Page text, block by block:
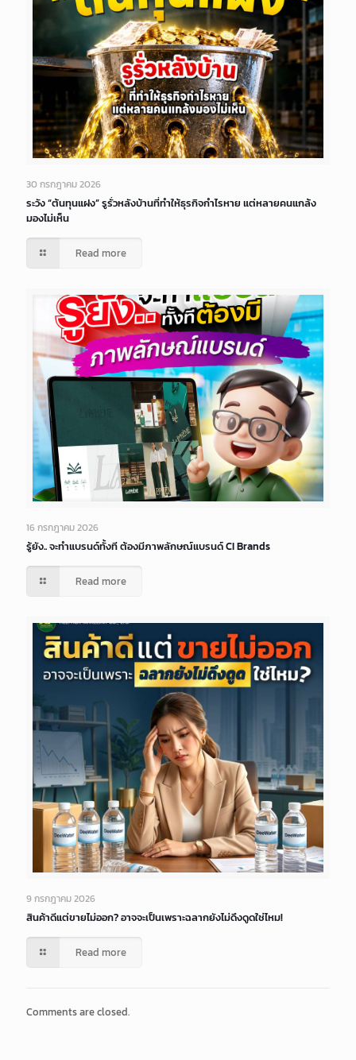
30 กรกฎาคม 2026
ระวัง “ต้นทุนแฝง” รูรั่วหลังบ้านที่ทำให้ธุรกิจกำไรหาย แต่หลายคนแกล้ง
มองไม่เห็น
Read more
16 กรกฎาคม 2026
รู้ยัง.. จะทำแบรนด์ทั้งที ต้องมีภาพลักษณ์แบรนด์ CI Brands
Read more
9 กรกฎาคม 2026
สินค้าดีแต่ขายไม่ออก? อาจจะเป็นเพราะฉลากยังไม่ดึงดูดใช่ไหม!
Read more
Comments are closed.